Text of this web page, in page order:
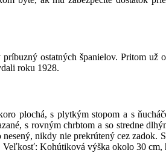
ostatných španielov. Pritom
roku 1928.
plochá, s plytkým stopom a s
s rovným chrbtom a so stredne
nikdy nie prekrútený cez
Veľkosť: Kohútiková výška okolo 30 cm,